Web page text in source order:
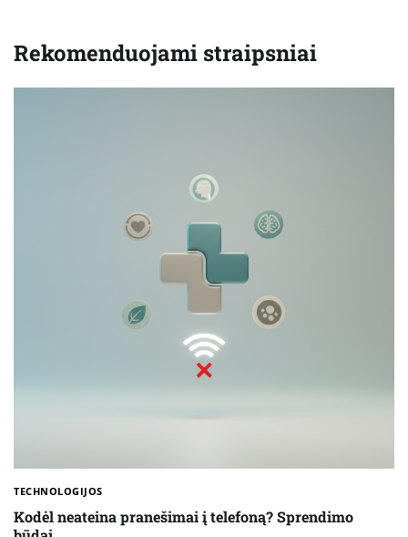
Rekomenduojami straipsniai
TECHNOLOGIJOS
Kodėl neateina pranešimai į telefoną? Sprendimo